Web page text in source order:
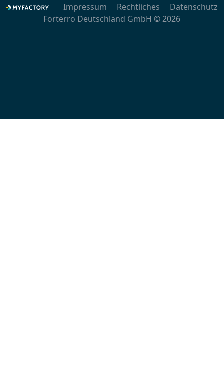
Impressum Rechtliches
Datenschutz
Forterro Deutschland GmbH © 2026